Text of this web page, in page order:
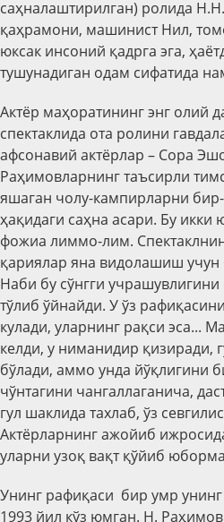
саҳналаштирилган) ролида
қаҳрамони, машинист Нил,
юксак инсоний қадрга эга,
тушунадиган одам сифатида
Актёр маҳоратининг энг олий
спектаклида ота ролини
афсонавий актёрлар – Сора
Раҳимовларнинг таъсирли
яшаган чолу-кампирларни
ҳақидаги саҳна асари. Бу икки
фожиа лиммо-лим.
қариялар яна видолашиш
Наби бу сўнгги
тўлиб ўйнайди. У ўз
кулади, уларнинг рақси эса...
келди, у ниманидир қизиради,
бўлади, аммо унда йўқлигини
чўнтагини чангаллаганича,
гул шаклида тахлаб, ўз
Актёрларнинг ажойиб
уларни узоқ вақт қўйиб
Унинг рафиқаси бир умр унинг
1993 йил кўз юмган. Н.